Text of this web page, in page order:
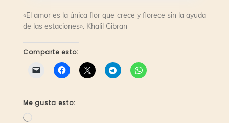
«El amor es la única flor que crece y florece sin la ayuda
de las estaciones». Khalil Gibran
Comparte esto:
Me gusta esto:
Cargando...